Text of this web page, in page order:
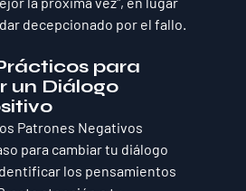
decepcionado por el fallo.
para
un Diálogo
Patrones Negativos
para cambiar tu diálogo
los pensamientos